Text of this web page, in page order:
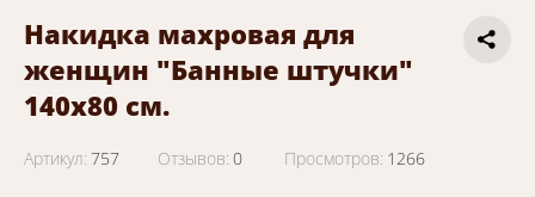
Накидка махровая для
женщин "Банные штучки"
140х80 см.
Артикул: 757 Отзывов: 0 Просмотров: 1266